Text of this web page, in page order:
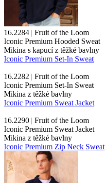
16.2284 | Fruit of the Loom
Iconic Premium Hooded Sweat
Mikina s kapucí z těžké bavlny
Iconic Premium Set-In Sweat
16.2282 | Fruit of the Loom
Iconic Premium Set-In Sweat
Mikina z těžké bavlny
Iconic Premium Sweat Jacket
16.2290 | Fruit of the Loom
Iconic Premium Sweat Jacket
Mikina z těžké bavlny
Iconic Premium Zip Neck Sweat